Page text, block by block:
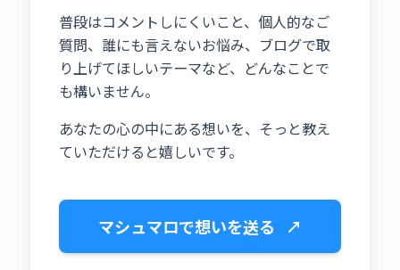
普段はコメントしにくいこと、個人的なご
質問、誰にも言えないお悩み、ブログで取
り上げてほしいテーマなど、どんなことで
も構いません。
あなたの心の中にある想いを、そっと教え
ていただけると嬉しいです。
マシュマロで想いを送る ↗